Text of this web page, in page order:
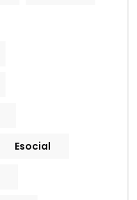
Esocial